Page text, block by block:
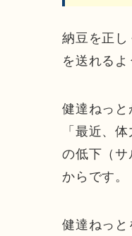
納豆を正
を送れるよ
健達ねっと
「最近、
の低下（
からです。
健達ねっ